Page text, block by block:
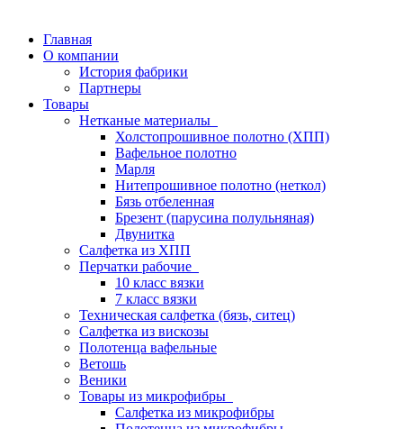
Главная
О компании
История фабрики
Партнеры
Товары
Нетканые материалы
Холстопрошивное полотно (ХПП)
Вафельное полотно
Марля
Нитепрошивное полотно (неткол)
Бязь отбеленная
Брезент (парусина полульняная)
Двунитка
Салфетка из ХПП
Перчатки рабочие
10 класс вязки
7 класс вязки
Техническая салфетка (бязь, ситец)
Салфетка из вискозы
Полотенца вафельные
Ветошь
Веники
Товары из микрофибры
Салфетка из микрофибры